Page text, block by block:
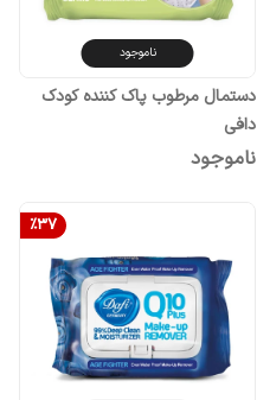
ناموجود
دستمال مرطوب پاک کننده کودک
دافی
ناموجود
%37